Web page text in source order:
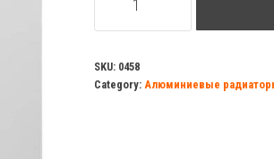
аллюминиевый
500/80-
10
SKU: 0458
Category: Алюминиевые